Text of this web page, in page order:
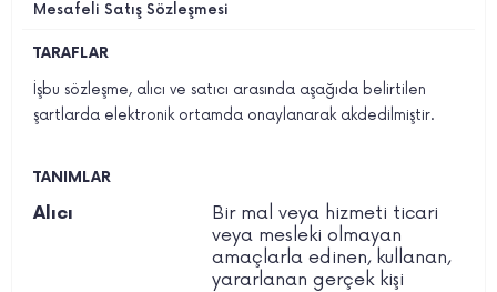
Mesafeli Satış Sözleşmesi
TARAFLAR
İşbu sözleşme, alıcı ve satıcı arasında aşağıda belirtilen
şartlarda elektronik ortamda onaylanarak akdedilmiştir.
TANIMLAR
Alıcı
Bir mal veya hizmeti ticari
veya mesleki olmayan
amaçlarla edinen, kullanan,
yararlanan gerçek kişi